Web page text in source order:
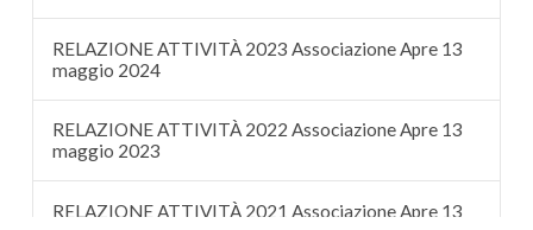
RELAZIONE ATTIVITÀ 2023 Associazione Apre 13
maggio 2024
RELAZIONE ATTIVITÀ 2022 Associazione Apre 13
maggio 2023
RELAZIONE ATTIVITÀ 2021 Associazione Apre 13